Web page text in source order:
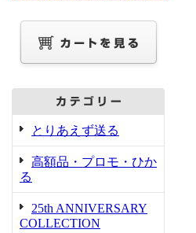
とりあえず送る
高額品・プロモ・ひか
る
25th ANNIVERSARY
COLLECTION